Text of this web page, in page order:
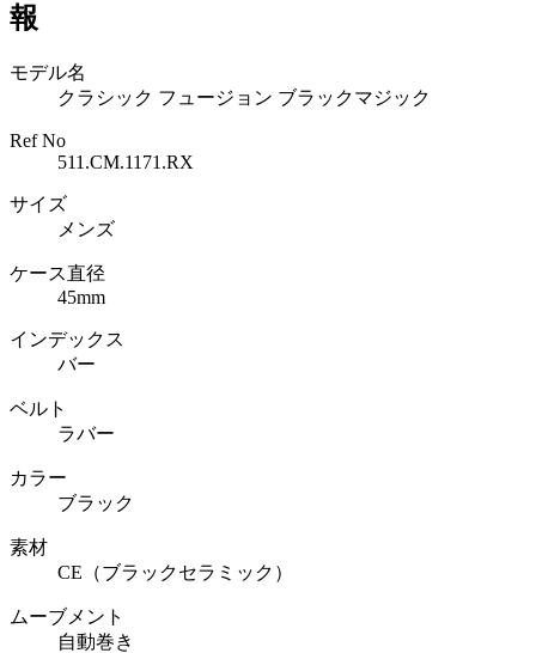
報
モデル名
クラシック フュージョン ブラックマジック
Ref No
511.CM.1171.RX
サイズ
メンズ
ケース直径
45mm
インデックス
バー
ベルト
ラバー
カラー
ブラック
素材
CE（ブラックセラミック）
ムーブメント
自動巻き